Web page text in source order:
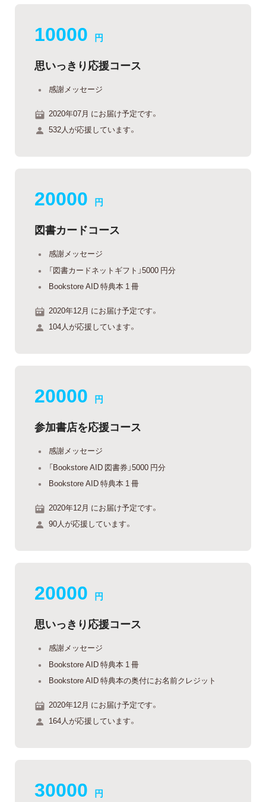
10000 円
思いっきり応援コース
感謝メッセージ
2020年07月 にお届け予定です。
532人が応援しています。
20000 円
図書カードコース
感謝メッセージ
「図書カードネットギフト」5000 円分
Bookstore AID 特典本 1 冊
2020年12月 にお届け予定です。
104人が応援しています。
20000 円
参加書店を応援コース
感謝メッセージ
「Bookstore AID 図書券」5000 円分
Bookstore AID 特典本 1 冊
2020年12月 にお届け予定です。
90人が応援しています。
20000 円
思いっきり応援コース
感謝メッセージ
Bookstore AID 特典本 1 冊
Bookstore AID 特典本の奥付にお名前クレジット
2020年12月 にお届け予定です。
164人が応援しています。
30000 円